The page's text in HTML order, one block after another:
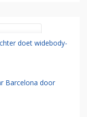
doet widebody-
Barcelona door